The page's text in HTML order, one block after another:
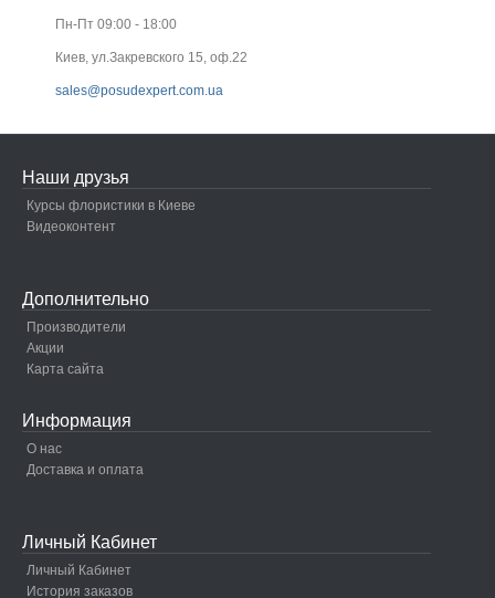
Пн-Пт 09:00 - 18:00
Киев, ул.Закревского 15, оф.22
sales@posudexpert.com.ua
Наши друзья
Курсы флористики в Киеве
Видеоконтент
Дополнительно
Производители
Акции
Карта сайта
Информация
О нас
Доставка и оплата
Личный Кабинет
Личный Кабинет
История заказов